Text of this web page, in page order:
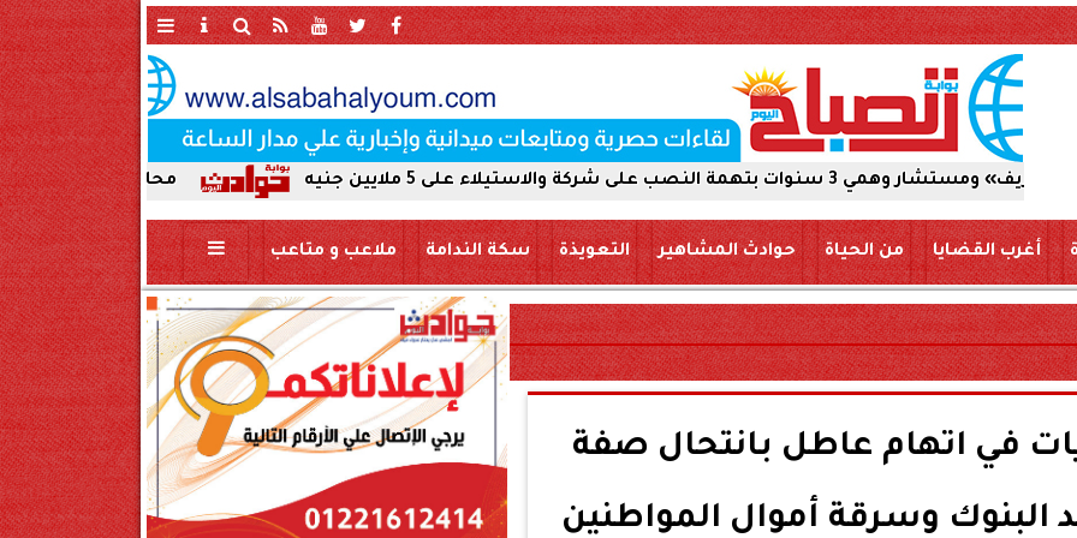
محافظ سوهاج يحيل واقعة ردم نهر شركة والاستيلاء على 5 ملايين جنيه
أغرب القضايا من الحياة حوادث المشاهير التعويذة سكة الندامة ملاعب و متاعب
في اتهام عاطل بانتحال صفة
وسرقة أموال المواطنين